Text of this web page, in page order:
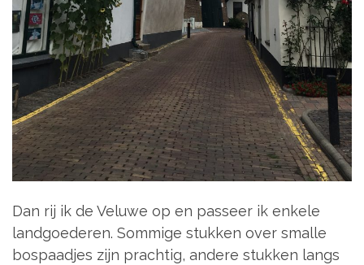
Dan rij ik de Veluwe op en passeer ik enkele
landgoederen. Sommige stukken over smalle
bospaadjes zijn prachtig, andere stukken langs